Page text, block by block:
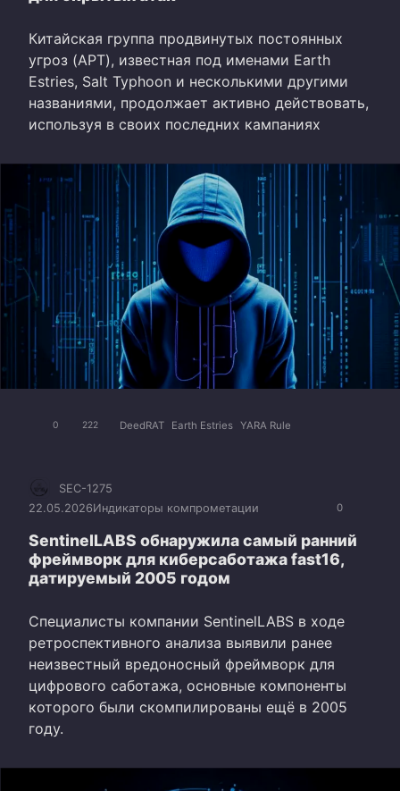
Китайская группа продвинутых постоянных
угроз (APT), известная под именами Earth
Estries, Salt Typhoon и несколькими другими
названиями, продолжает активно действовать,
используя в своих последних кампаниях
0 222 DeedRAT Earth Estries YARA Rule
0
SEC-1275
22.05.2026Индикаторы компрометации
SentinelLABS обнаружила самый ранний
фреймворк для киберсаботажа fast16,
датируемый 2005 годом
Специалисты компании SentinelLABS в ходе
ретроспективного анализа выявили ранее
неизвестный вредоносный фреймворк для
цифрового саботажа, основные компоненты
которого были скомпилированы ещё в 2005
году.